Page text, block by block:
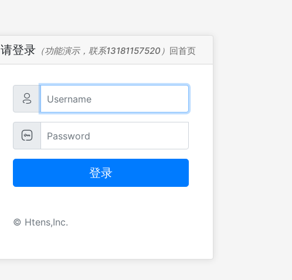
请登录 （功能演示，联系13181157520） 回首页


登录
© Htens,Inc.